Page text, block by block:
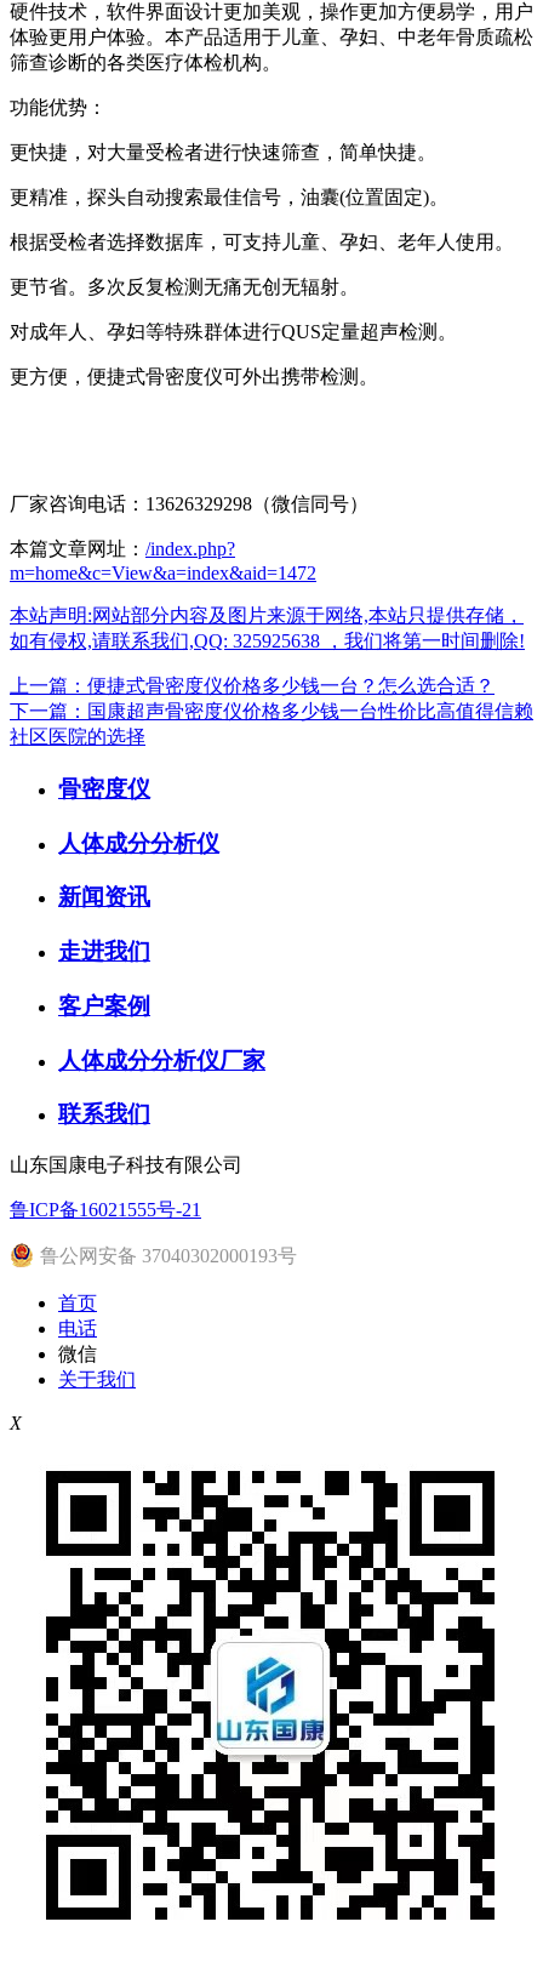
硬件技术，软件界面设计更加美观，操作更加方便易学，用户
体验更用户体验。本产品适用于儿童、孕妇、中老年骨质疏松
筛查诊断的各类医疗体检机构。
功能优势：
更快捷，对大量受检者进行快速筛查，简单快捷。
更精准，探头自动搜索最佳信号，油囊(位置固定)。
根据受检者选择数据库，可支持儿童、孕妇、老年人使用。
更节省。多次反复检测无痛无创无辐射。
对成年人、孕妇等特殊群体进行QUS定量超声检测。
更方便，便捷式骨密度仪可外出携带检测。
厂家咨询电话：13626329298（微信同号）
本篇文章网址： /index.php?
m=home&c=View&a=index&aid=1472
本站声明:网站部分内容及图片来源于网络,本站只提供存储，
如有侵权,请联系我们,QQ: 325925638 ，我们将第一时间删除!
上一篇：便捷式骨密度仪价格多少钱一台？怎么选合适？
下一篇：国康超声骨密度仪价格多少钱一台性价比高值得信赖
社区医院的选择
骨密度仪
人体成分分析仪
新闻资讯
走进我们
客户案例
人体成分分析仪厂家
联系我们
山东国康电子科技有限公司
鲁ICP备16021555号-21
鲁公网安备 37040302000193号
首页
电话
微信
关于我们
X